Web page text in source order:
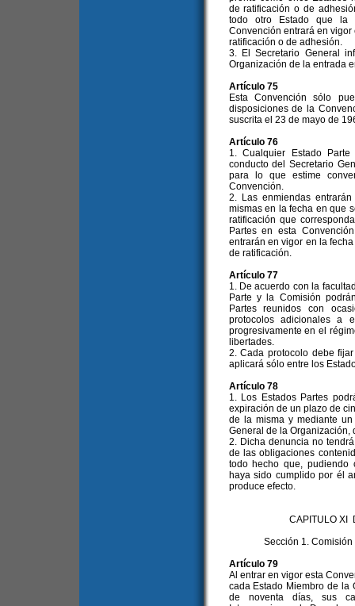
de ratificación o de
todo otro Estado que la
Convención entrará en
ratificación o de adhesión.
3. El Secretario General
Organización de la entrada
Artículo 75
Esta Convención sólo
disposiciones de la
suscrita el 23 de mayo de
Artículo 76
1. Cualquier Estado
conducto del Secretario
para lo que estime
Convención.
2. Las enmiendas
mismas en la fecha en que
ratificación que
Partes en esta
entrarán en vigor en la
de ratificación.
Artículo 77
1. De acuerdo con la
Parte y la Comisión
Partes reunidos con
protocolos adicionales a
progresivamente en el
libertades.
2. Cada protocolo debe
aplicará sólo entre los
Artículo 78
1. Los Estados Partes
expiración de un plazo de
de la misma y mediante
General de la Organización,
2. Dicha denuncia no
de las obligaciones
todo hecho que, pudiendo
haya sido cumplido por él
produce efecto.
CAPITULO XI
Sección 1.
Artículo 79
Al entrar en vigor esta
cada Estado Miembro de la
de noventa días, sus